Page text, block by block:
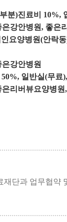
분)진료비 10%,
은강안병원, 좋은
요양병원(안락동
은강안병원
50%, 일반실(무료
은리버뷰요양병원,
재단과 업무협약